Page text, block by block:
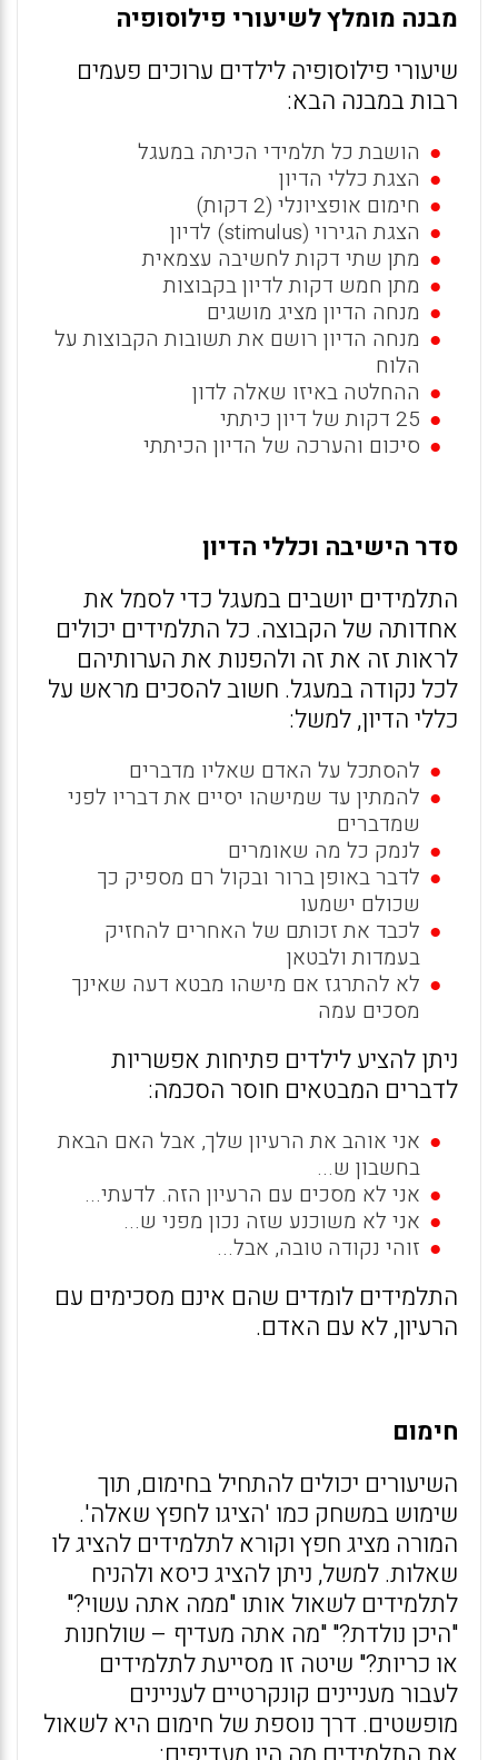
מבנה מומלץ לשיעורי פילוסופיה
שיעורי פילוסופיה לילדים ערוכים פעמים
רבות במבנה הבא:
הושבת כל תלמידי הכיתה במעגל
הצגת כללי הדיון
חימום אופציונלי (2 דקות)
הצגת הגירוי (stimulus) לדיון
מתן שתי דקות לחשיבה עצמאית
מתן חמש דקות לדיון בקבוצות
מנחה הדיון מציג מושגים
מנחה הדיון רושם את תשובות הקבוצות על
הלוח
ההחלטה באיזו שאלה לדון
25 דקות של דיון כיתתי
סיכום והערכה של הדיון הכיתתי
סדר הישיבה וכללי הדיון
התלמידים יושבים במעגל כדי לסמל את
אחדותה של הקבוצה. כל התלמידים יכולים
לראות זה את זה ולהפנות את הערותיהם
לכל נקודה במעגל. חשוב להסכים מראש על
כללי הדיון, למשל:
להסתכל על האדם שאליו מדברים
להמתין עד שמישהו יסיים את דבריו לפני
שמדברים
לנמק כל מה שאומרים
לדבר באופן ברור ובקול רם מספיק כך
שכולם ישמעו
לכבד את זכותם של האחרים להחזיק
בעמדות ולבטאן
לא להתרגז אם מישהו מבטא דעה שאינך
מסכים עמה
ניתן להציע לילדים פתיחות אפשריות
לדברים המבטאים חוסר הסכמה:
אני אוהב את הרעיון שלך, אבל האם הבאת
בחשבון ש...
אני לא מסכים עם הרעיון הזה. לדעתי...
אני לא משוכנע שזה נכון מפני ש...
זוהי נקודה טובה, אבל...
התלמידים לומדים שהם אינם מסכימים עם
הרעיון, לא עם האדם.
חימום
השיעורים יכולים להתחיל בחימום, תוך
שימוש במשחק כמו 'הציגו לחפץ שאלה'.
המורה מציג חפץ וקורא לתלמידים להציג לו
שאלות. למשל, ניתן להציג כיסא ולהניח
לתלמידים לשאול אותו "ממה אתה עשוי?"
"היכן נולדת?" "מה אתה מעדיף – שולחנות
או כריות?" שיטה זו מסייעת לתלמידים
לעבור מעניינים קונקרטיים לעניינים
מופשטים. דרך נוספת של חימום היא לשאול